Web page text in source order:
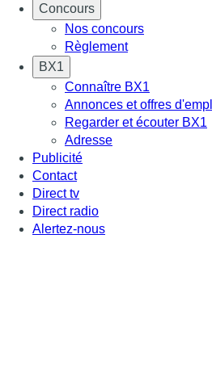
Concours
Nos concours
Règlement
BX1
Connaître BX1
Annonces et offres
Regarder et écouter BX1
Adresse
Publicité
Contact
Direct tv
Direct radio
Alertez-nous